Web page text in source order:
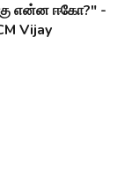
என்ன ஈகோ?" -
Vijay